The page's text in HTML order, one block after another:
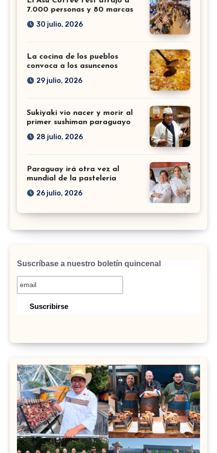
7.000 personas y 80 marcas
30 julio, 2026
La cocina de los pueblos
convoca a los asuncenos
29 julio, 2026
Sukiyaki vio nacer y morir al
primer sushiman paraguayo
28 julio, 2026
Paraguay irá otra vez al
mundial de la pastelería
26 julio, 2026
Suscríbase a nuestro boletín quincenal